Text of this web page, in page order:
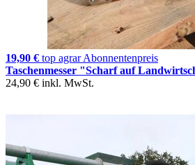
19,90 € top agrar Abonnentenpreis
Taschenmesser "Scharf auf
24,90 € inkl. MwSt.